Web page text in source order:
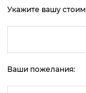
Укажите вашу
Ваши пожелания: